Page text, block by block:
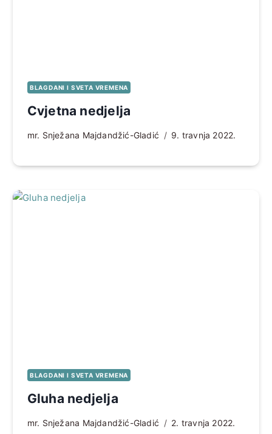
BLAGDANI I SVETA VREMENA
Cvjetna nedjelja
mr. Snježana Majdandžić-Gladić 9. travnja 2022.
BLAGDANI I SVETA VREMENA
Gluha nedjelja
mr. Snježana Majdandžić-Gladić 2. travnja 2022.